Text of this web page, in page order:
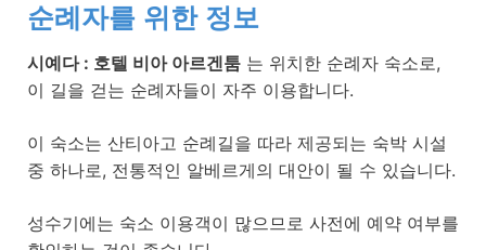
순례자를 위한 정보
시예다 : 호텔 비아 아르겐툼 는 위치한 순례자 숙소로,
이 길을 걷는 순례자들이 자주 이용합니다.
이 숙소는 산티아고 순례길을 따라 제공되는 숙박 시설
중 하나로, 전통적인 알베르게의 대안이 될 수 있습니다.
성수기에는 숙소 이용객이 많으므로 사전에 예약 여부를